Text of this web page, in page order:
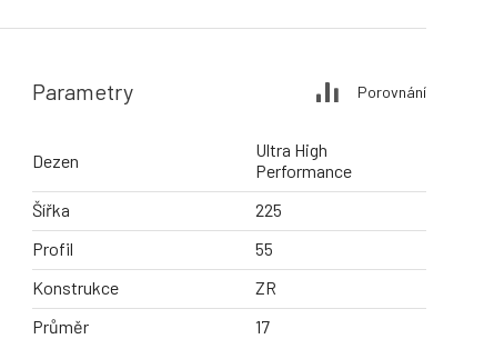
Parametry Porovnání
Dezen
Ultra High
Performance
Šířka
225
Profil
55
Konstrukce
ZR
Průměr
17